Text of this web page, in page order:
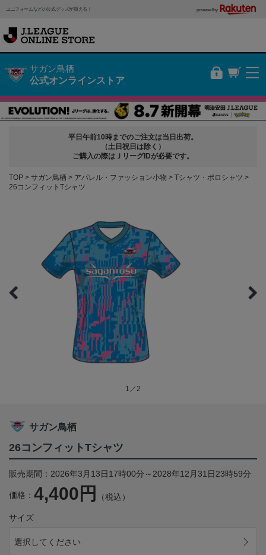
ユニフォームなどの公式グッズが買える！ powered by
サガン鳥栖
公式オンラインストア
平日午前10時までのご注文は当日出荷。
（土日祝日は除く）
ご購入の際はＪリーグIDが必要です。
TOP サガン鳥栖 アパレル・ファッション小物
Tシャツ・ポロシャツ
26コンフィットTシャツ
1／2
サガン鳥栖
26コンフィットTシャツ
販売期間：2026年3月13日17時00分～2028年12月31日23時59分
価格： 4,400円 （税込）
サイズ
選択してください